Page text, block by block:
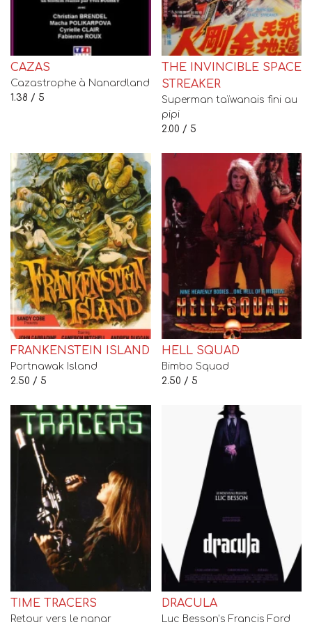
CAZAS
Cazastrophe à Nanardland
1.38 / 5
THE INVINCIBLE SPACE
STREAKER
Superman taïwanais fini au
pipi
2.00 / 5
FRANKENSTEIN ISLAND
Portnawak Island
2.50 / 5
HELL SQUAD
Bimbo Squad
2.50 / 5
TIME TRACERS
Retour vers le nanar
DRACULA
Luc Besson’s Francis Ford